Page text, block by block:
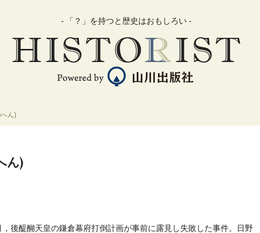
- 「？」を持つと歴史はおもしろい -
ん)
ん)
後醍醐天皇の鎌倉幕府打倒計画が事前に露見し失敗した事件。日野